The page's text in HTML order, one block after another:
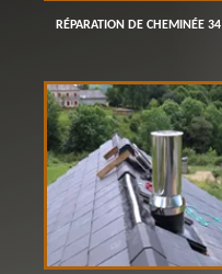
RÉPARATION DE CHEMINÉE 34